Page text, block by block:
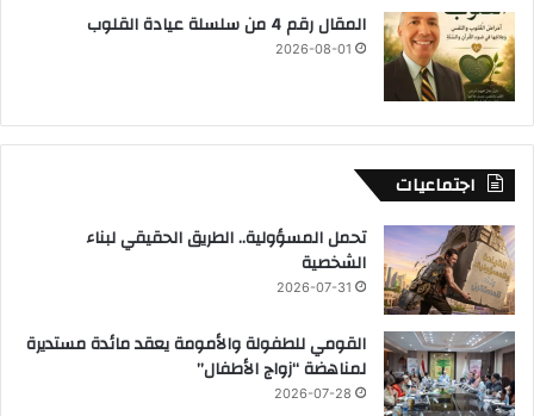
المقال رقم 4 من سلسلة عيادة القلوب
2026-08-01
اجتماعيات
تحمل المسؤولية.. الطريق الحقيقي لبناء
الشخصية
2026-07-31
القومي للطفولة والأمومة يعقد مائدة مستديرة
لمناهضة “زواج الأطفال”
2026-07-28